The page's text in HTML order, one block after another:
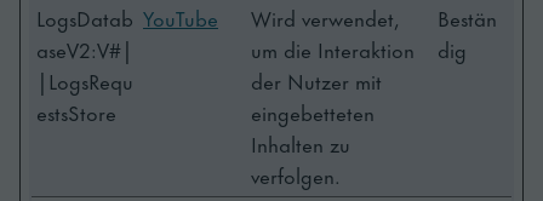
LogsDatab
aseV2:V#|
|LogsRequ
estsStore
YouTube
Wird verwendet,
um die Interaktion
der Nutzer mit
eingebetteten
Inhalten zu
verfolgen.
Bestän
dig